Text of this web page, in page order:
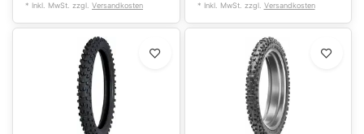
* Inkl. MwSt. zzgl. Versandkosten * Inkl. MwSt. zzgl. Versandkosten